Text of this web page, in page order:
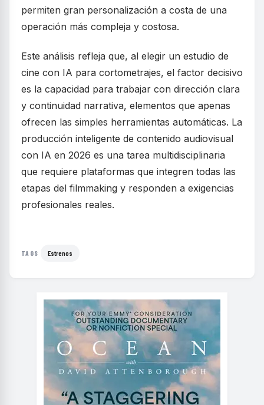
permiten gran personalización a costa de una
operación más compleja y costosa.
Este análisis refleja que, al elegir un estudio de
cine con IA para cortometrajes, el factor decisivo
es la capacidad para trabajar con dirección clara
y continuidad narrativa, elementos que apenas
ofrecen las simples herramientas automáticas. La
producción inteligente de contenido audiovisual
con IA en 2026 es una tarea multidisciplinaria
que requiere plataformas que integren todas las
etapas del filmmaking y responden a exigencias
profesionales reales.
TAGS Estrenos